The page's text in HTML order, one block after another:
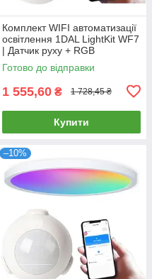
Комплект WIFI автоматизації
освітлення 1DAL LightKit WF7
| Датчик руху + RGB
світильник 12 W | APP "Tuya"
Готово до відправки
1 555,60 ₴ 1 728,45 ₴
Купити
–10%